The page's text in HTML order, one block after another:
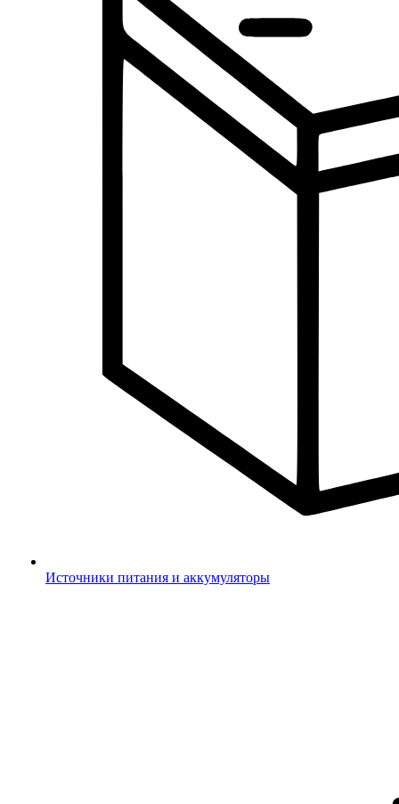
Источники питания и аккумуляторы